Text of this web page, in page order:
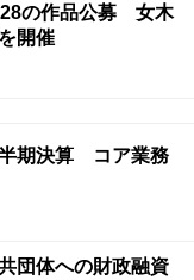
の作品公募 女木
開催
期決算 コア業務
団体への財政融資